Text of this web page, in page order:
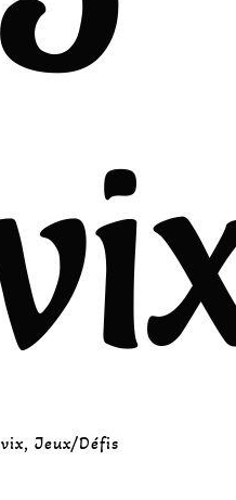
, Jeux/Défis